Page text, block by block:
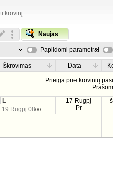
krovinį
Naujas
Papildomi parametrai
Iškrovimas Data
Prieiga prie krovinių
L
19 Rugpj 0800
17 Rugpj
Pr